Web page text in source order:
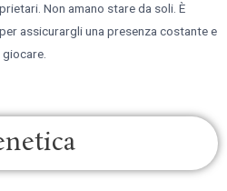
Non amano stare da soli. È
assicurargli una presenza costante e